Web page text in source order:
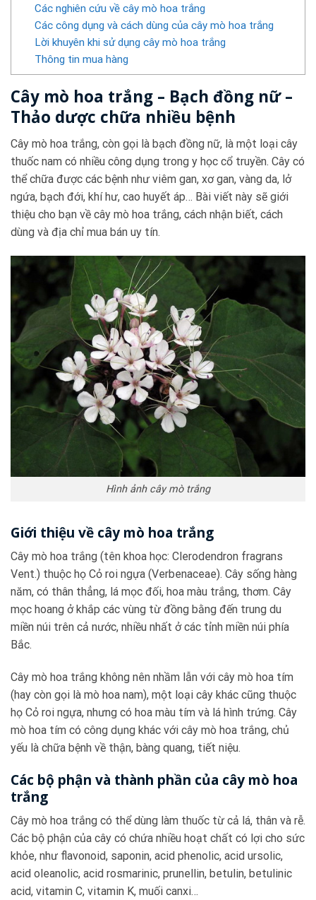
Các nghiên cứu về cây mò hoa trắng
Các công dụng và cách dùng của cây mò hoa trắng
Lời khuyên khi sử dụng cây mò hoa trắng
Thông tin mua hàng
Cây mò hoa trắng – Bạch đồng nữ –
Thảo dược chữa nhiều bệnh
Cây mò hoa trắng, còn gọi là bạch đồng nữ, là một loại cây
thuốc nam có nhiều công dụng trong y học cổ truyền. Cây có
thể chữa được các bệnh như viêm gan, xơ gan, vàng da, lở
ngứa, bạch đới, khí hư, cao huyết áp… Bài viết này sẽ giới
thiệu cho bạn về cây mò hoa trắng, cách nhận biết, cách
dùng và địa chỉ mua bán uy tín.
Hình ảnh cây mò trắng
Giới thiệu về cây mò hoa trắng
Cây mò hoa trắng (tên khoa học: Clerodendron fragrans
Vent.) thuộc họ Cỏ roi ngựa (Verbenaceae). Cây sống hàng
năm, có thân thẳng, lá mọc đối, hoa màu trắng, thơm. Cây
mọc hoang ở khắp các vùng từ đồng bằng đến trung du
miền núi trên cả nước, nhiều nhất ở các tỉnh miền núi phía
Bắc.
Cây mò hoa trắng không nên nhầm lẫn với cây mò hoa tím
(hay còn gọi là mò hoa nam), một loại cây khác cũng thuộc
họ Cỏ roi ngựa, nhưng có hoa màu tím và lá hình trứng. Cây
mò hoa tím có công dụng khác với cây mò hoa trắng, chủ
yếu là chữa bệnh về thận, bàng quang, tiết niệu.
Các bộ phận và thành phần của cây mò hoa
trắng
Cây mò hoa trắng có thể dùng làm thuốc từ cả lá, thân và rễ.
Các bộ phận của cây có chứa nhiều hoạt chất có lợi cho sức
khỏe, như flavonoid, saponin, acid phenolic, acid ursolic,
acid oleanolic, acid rosmarinic, prunellin, betulin, betulinic
acid, vitamin C, vitamin K, muối canxi…